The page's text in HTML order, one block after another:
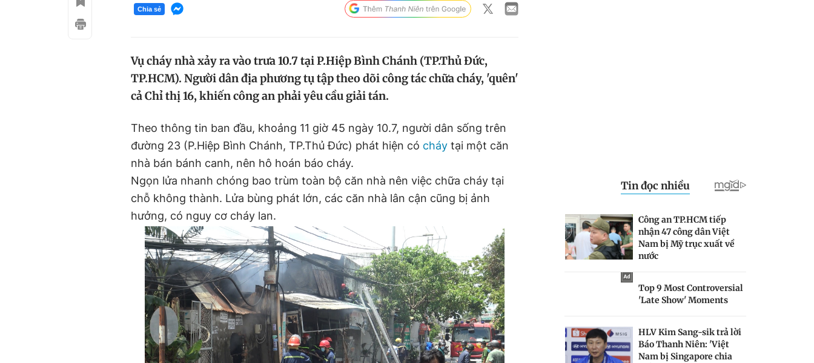
Chia sẻ
Vụ cháy nhà xảy ra vào trưa 10.7 tại P.Hiệp Bình Chánh (TP.Thủ Đức,
TP.HCM). Người dân địa phương tụ tập theo dõi công tác chữa cháy, 'quên'
cả Chỉ thị 16, khiến công an phải yêu cầu giải tán.
Theo thông tin ban đầu, khoảng 11 giờ 45 ngày 10.7, người dân sống trên
đường 23 (P.Hiệp Bình Chánh, TP.Thủ Đức) phát hiện có cháy tại một căn
nhà bán bánh canh, nên hô hoán báo cháy.
Ngọn lửa nhanh chóng bao trùm toàn bộ căn nhà nên việc chữa cháy tại
chỗ không thành. Lửa bùng phát lớn, các căn nhà lân cận cũng bị ảnh
hưởng, có nguy cơ cháy lan.